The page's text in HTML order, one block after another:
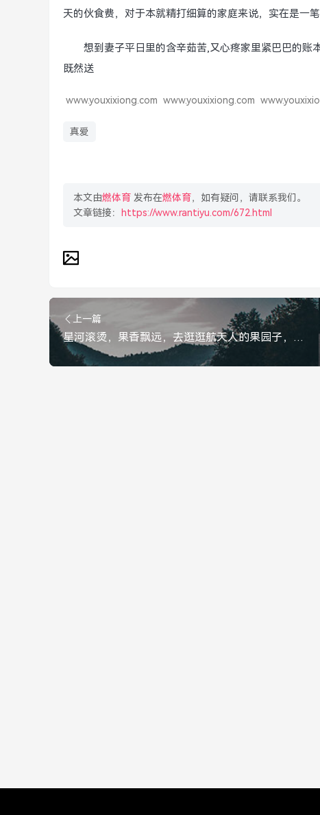
天的伙食费，对于本就精打细算的家庭来说，实在是一笔
想到妻子平日里的含辛茹苦,又心疼家里紧巴巴的账
既然送
www.youxixiong.com www.youxixiong.com
真爱
本文由燃体育 发布在燃体育，如有疑问，请联系我们。
文章链接：
https://www.rantiyu.com/672.html
上一篇
星河滚烫，果香飘远，去逛逛航天人的果园子，星河滚烫，果香飘远，探访航天人的果园子